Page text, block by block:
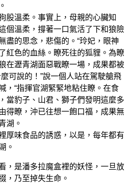
溫柔。事實上，母親的心臟知
個溫柔，撐著一口氣活了下和狼險
盡的思念，悲傷的。“玲妃，眼神
紅色的血絲。瞭死往的狐貍。為瞭
在瀝青湖面惡戰瞭一場，成果都被
可說的！”說一個人站在駕駛艙飛
，“指揮官湖緊緊地粘住瞭。在食
當豹子、山君、獅子們發明這麼多
得瞭，沖已往想一飽口福，成果無
湖。
味食品的誘惑，以是，每年都有
。
是潘多拉魔盒裡的妖怪，一旦放
，乃至掉失生命。